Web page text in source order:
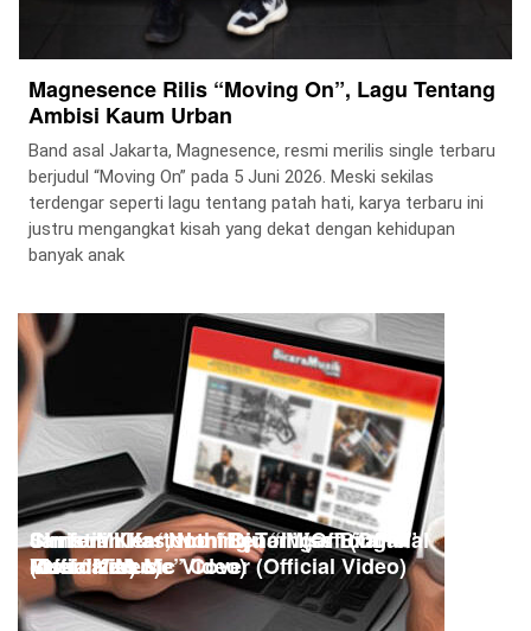
Magnesence Rilis “Moving On”, Lagu Tentang
Ambisi Kaum Urban
Band asal Jakarta, Magnesence, resmi merilis single terbaru
berjudul “Moving On” pada 5 Juni 2026. Meski sekilas
terdengar seperti lagu tentang patah hati, karya terbaru ini
justru mengangkat kisah yang dekat dengan kehidupan
banyak anak